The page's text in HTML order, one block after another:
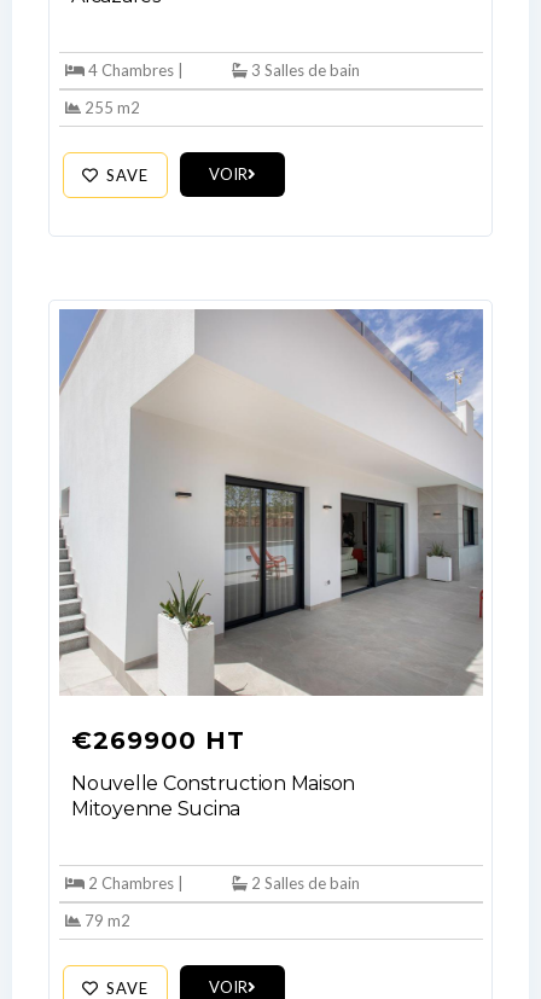
4 Chambres |
3 Salles de bain
255 m2
SAVE VOIR
€269900 HT
Nouvelle Construction Maison
Mitoyenne Sucina
2 Chambres |
2 Salles de bain
79 m2
SAVE VOIR
Log In
Don't have an account?
Username
No apps configured. Please contact
your administrator.
Lost your password?